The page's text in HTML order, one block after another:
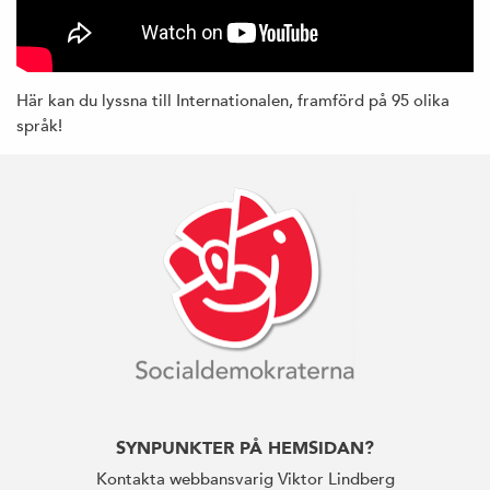
Här kan du lyssna till Internationalen, framförd på 95 olika
språk!
SYNPUNKTER PÅ HEMSIDAN?
Kontakta webbansvarig Viktor Lindberg